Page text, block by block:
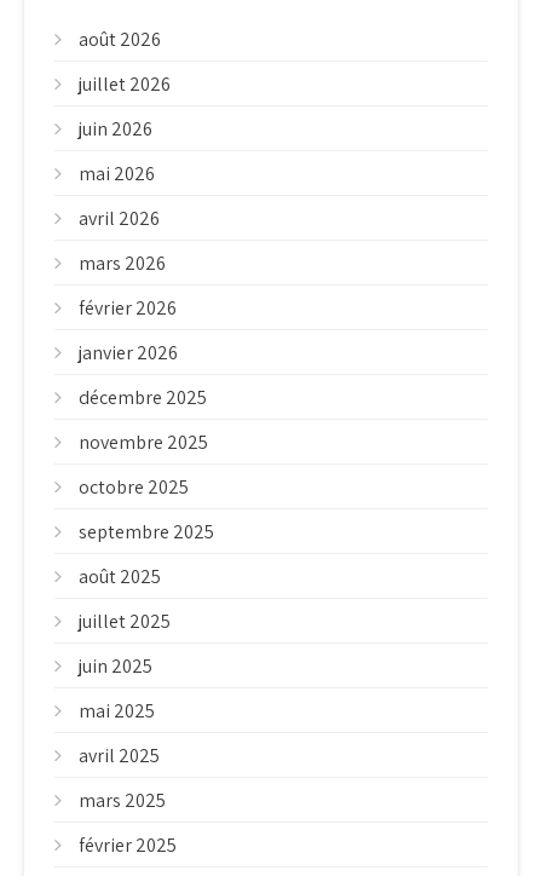
août 2026
juillet 2026
juin 2026
mai 2026
avril 2026
mars 2026
février 2026
janvier 2026
décembre 2025
novembre 2025
octobre 2025
septembre 2025
août 2025
juillet 2025
juin 2025
mai 2025
avril 2025
mars 2025
février 2025